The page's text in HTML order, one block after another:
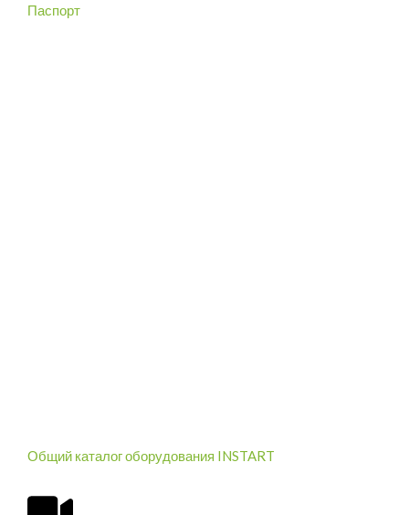
Паспорт
Общий каталог оборудования INSTART